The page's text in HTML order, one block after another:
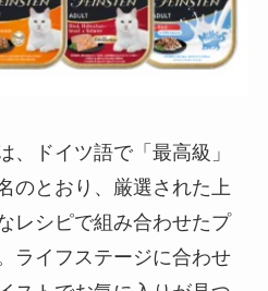
、ドイツ語で「最高級」
のとおり、厳選された上
レシピで組み合わせたプ
ライフステージに合わせ